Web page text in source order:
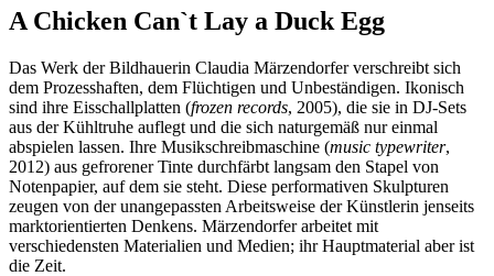
A Chicken Can`t Lay a Duck Egg
Das Werk der Bildhauerin Claudia Märzendorfer verschreibt sich
dem Prozesshaften, dem Flüchtigen und Unbeständigen. Ikonisch
sind ihre Eisschallplatten (frozen records, 2005), die sie in DJ-Sets
aus der Kühltruhe auflegt und die sich naturgemäß nur einmal
abspielen lassen. Ihre Musikschreibmaschine (music typewriter,
2012) aus gefrorener Tinte durchfärbt langsam den Stapel von
Notenpapier, auf dem sie steht. Diese performativen Skulpturen
zeugen von der unangepassten Arbeitsweise der Künstlerin jenseits
marktorientierten Denkens. Märzendorfer arbeitet mit
verschiedensten Materialien und Medien; ihr Hauptmaterial aber ist
die Zeit.